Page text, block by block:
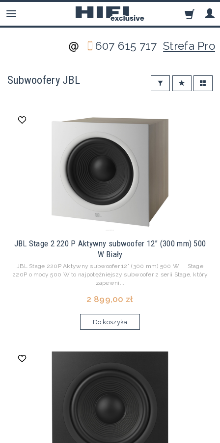
607 615 717Strefa Pro
Subwoofery JBL
JBL Stage 2 220 P Aktywny subwoofer 12” (300 mm) 500
W Biały
JBL Stage 220P Aktywny subwoofer 12” (300 mm) 500 W Stage
220P o mocy 500 W to najpotężniejszy subwoofer z serii Stage, który
zapewni...
2 899,00 zł
Do koszyka